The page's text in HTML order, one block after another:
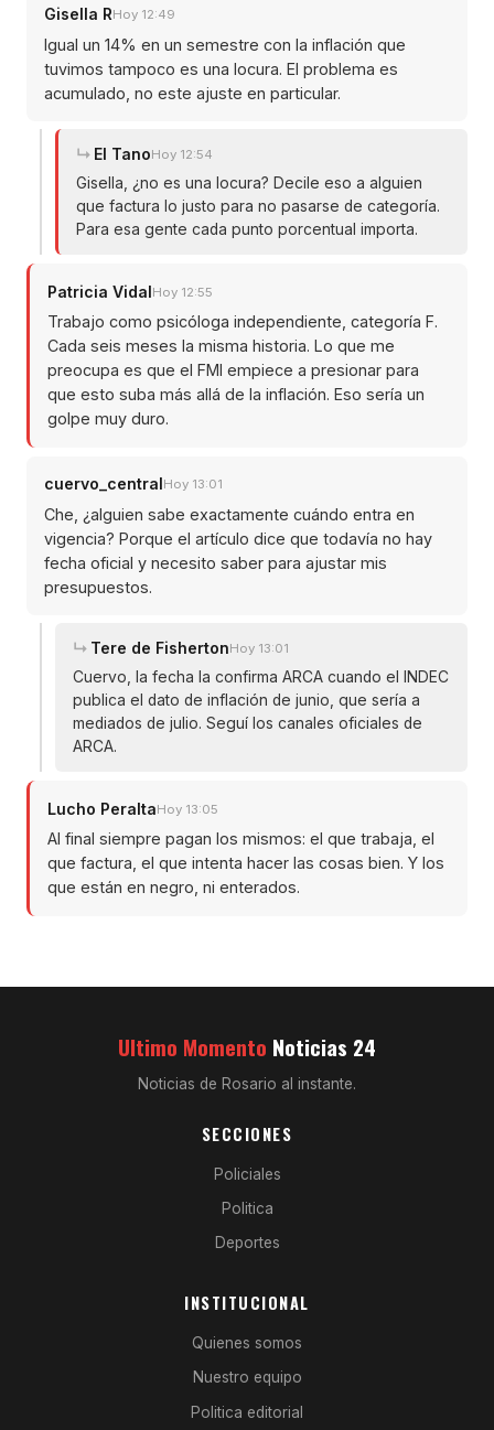
Gisella RHoy 12:49
Igual un 14% en un semestre con la inflación que
tuvimos tampoco es una locura. El problema es
acumulado, no este ajuste en particular.
El TanoHoy 12:54
Gisella, ¿no es una locura? Decile eso a alguien
que factura lo justo para no pasarse de categoría.
Para esa gente cada punto porcentual importa.
Patricia VidalHoy 12:55
Trabajo como psicóloga independiente, categoría F.
Cada seis meses la misma historia. Lo que me
preocupa es que el FMI empiece a presionar para
que esto suba más allá de la inflación. Eso sería un
golpe muy duro.
cuervo_centralHoy 13:01
Che, ¿alguien sabe exactamente cuándo entra en
vigencia? Porque el artículo dice que todavía no hay
fecha oficial y necesito saber para ajustar mis
presupuestos.
Tere de FishertonHoy 13:01
Cuervo, la fecha la confirma ARCA cuando el INDEC
publica el dato de inflación de junio, que sería a
mediados de julio. Seguí los canales oficiales de
ARCA.
Lucho PeraltaHoy 13:05
Al final siempre pagan los mismos: el que trabaja, el
que factura, el que intenta hacer las cosas bien. Y los
que están en negro, ni enterados.
Ultimo Momento Noticias 24
Noticias de Rosario al instante.
SECCIONES
Policiales
Politica
Deportes
INSTITUCIONAL
Quienes somos
Nuestro equipo
Politica editorial